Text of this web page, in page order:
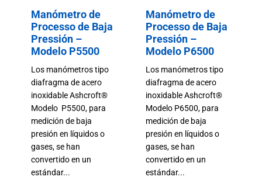
Manómetro de
Processo de Baja
Pressión –
Modelo P5500
Los manómetros tipo
diafragma de acero
inoxidable Ashcroft®
Modelo P5500, para
medición de baja
presión en líquidos o
gases, se han
convertido en un
estándar...
Manómetro de
Processo de Baja
Pressión –
Modelo P6500
Los manómetros tipo
diafragma de acero
inoxidable Ashcroft®
Modelo P6500, para
medición de baja
presión en líquidos o
gases, se han
convertido en un
estándar...